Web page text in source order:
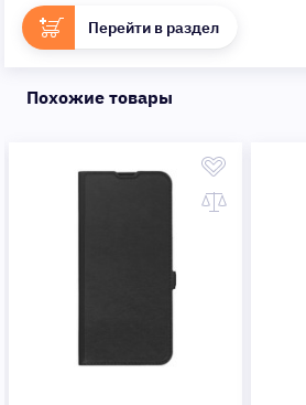
Перейти в раздел
Похожие товары